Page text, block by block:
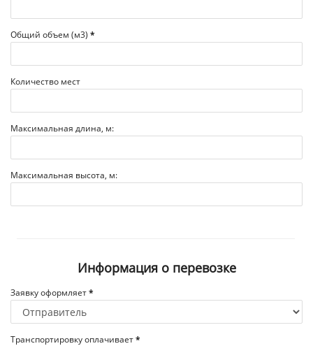
Общий объем (м3) *
Количество мест
Максимальная длина, м:
Максимальная высота, м:
Информация о перевозке
Заявку оформляет*
Транспортировку оплачивает*